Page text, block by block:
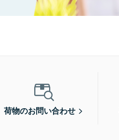
荷物のお問い合わせ